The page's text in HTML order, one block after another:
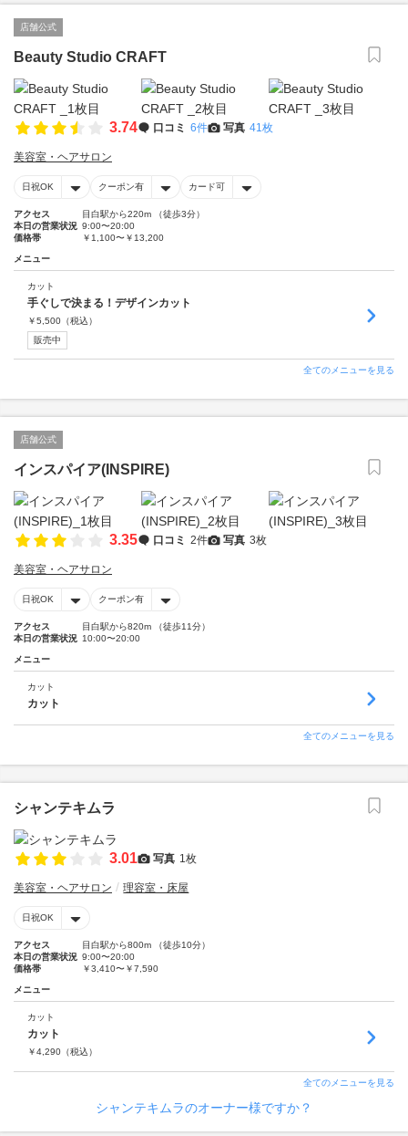
店舗公式
Beauty Studio CRAFT
3.74 口コミ 6件 写真 41枚
美容室・ヘアサロン
日祝OK クーポン有 カード可
アクセス
目白駅から220m （徒歩3分）
本日の営業状況 9:00〜20:00
価格帯
￥1,100〜￥13,200
メニュー
カット
手ぐしで決まる！デザインカット
￥5,500 （税込）
販売中
全てのメニューを見る
店舗公式
インスパイア(INSPIRE)
3.35 口コミ 2件 写真 3枚
美容室・ヘアサロン
日祝OK クーポン有
アクセス
目白駅から820m （徒歩11分）
本日の営業状況 10:00〜20:00
メニュー
カット
カット
全てのメニューを見る
シャンテキムラ
3.01 写真 1枚
美容室・ヘアサロン 理容室・床屋
日祝OK
アクセス
目白駅から800m （徒歩10分）
本日の営業状況 9:00〜20:00
価格帯
￥3,410〜￥7,590
メニュー
カット
カット
￥4,290 （税込）
全てのメニューを見る
シャンテキムラのオーナー様ですか？